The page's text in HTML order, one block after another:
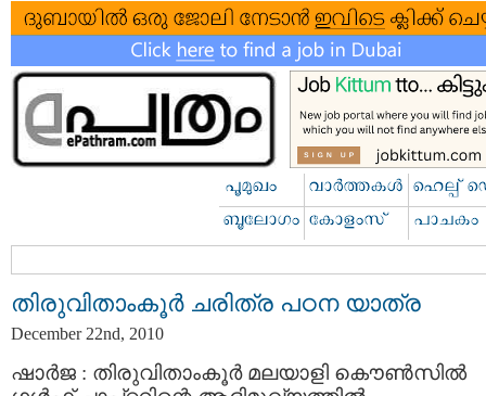
തിരുവിതാംകൂര്‍ ചരിത്ര പഠന യാത്ര
December 22nd, 2010
ഷാര്‍ജ : തിരുവിതാംകൂര്‍ മലയാളി കൌണ്‍സില്‍